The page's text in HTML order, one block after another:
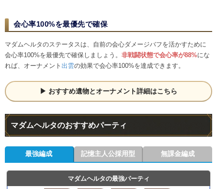
会心率100%を最優先で確保
マダムヘルタのステータスは、自前の会心ダメージバフを活かすために
会心率100%を最優先で確保しましょう。 非戦闘状態で会心率が88%にな
れば、オーナメント 出雲の効果で会心率100%を達成できます。
おすすめ遺物とオーナメント詳細はこちら
マダムヘルタのおすすめパーティ
最強編成 記憶主人公採用型 無課金編成
マダムヘルタの最強パーティ